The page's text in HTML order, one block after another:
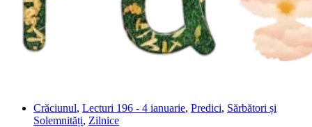
Crăciunul, Lecturi 196 - 4 ianuarie, Predici, Sărbători și
Solemnități, Zilnice